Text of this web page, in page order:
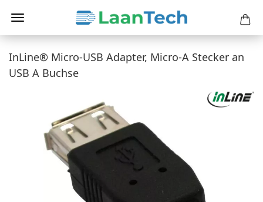
InLine® Micro-USB Adapter, Micro-A Stecker an
USB A Buchse